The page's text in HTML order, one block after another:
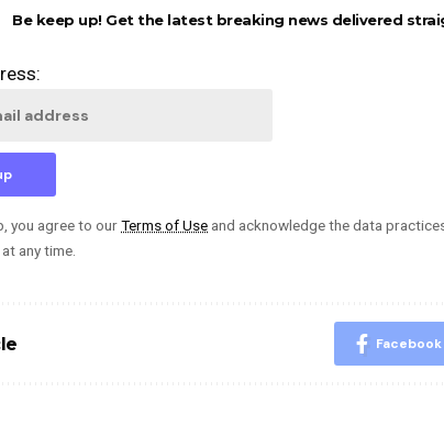
Be keep up! Get the latest breaking news delivered
you agree to ourTerms of Use and acknowledge the data
any time.
Facebook